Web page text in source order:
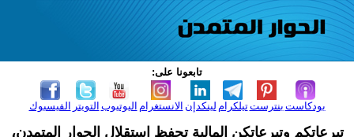
تابعونا على:
الفيسبوك التويتر اليوتيوب الانستغرام لينكدإن تيلكرامبنترست بودكاست
تبرعاتكم وتبرعاتكن المالية تحفظ استقلال الحوار المتمدن،